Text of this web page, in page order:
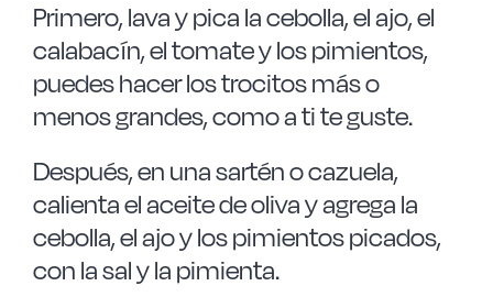
Primero, lava y pica la cebolla, el ajo, el
calabacín, el tomate y los pimientos,
puedes hacer los trocitos más o
menos grandes, como a ti te guste.
Después, en una sartén o cazuela,
calienta el aceite de oliva y agrega la
cebolla, el ajo y los pimientos picados,
con la sal y la pimienta.